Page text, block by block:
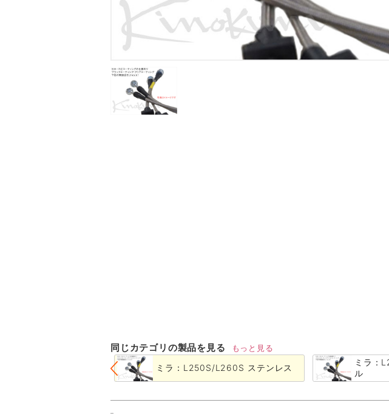
同じカテゴリの製品を見る もっと見る
ミラ：L250S/L260S ステンレス
ミラ：
ル